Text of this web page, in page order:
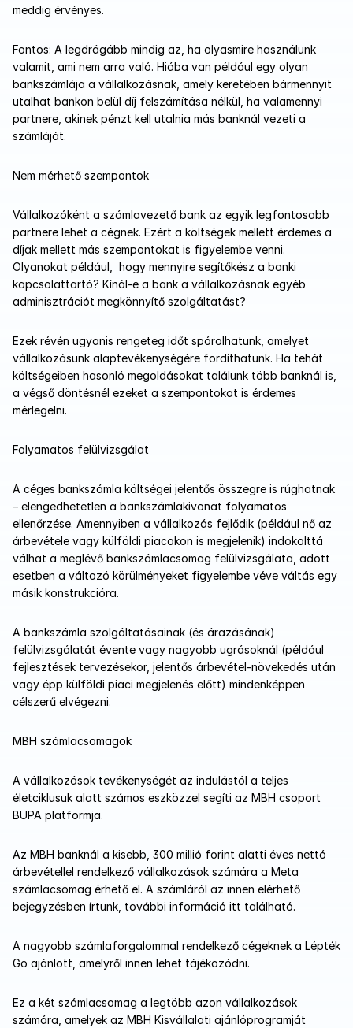
meddig érvényes.
Fontos: A legdrágább mindig az, ha olyasmire használunk
valamit, ami nem arra való. Hiába van például egy olyan
bankszámlája a vállalkozásnak, amely keretében bármennyit
utalhat bankon belül díj felszámítása nélkül, ha valamennyi
partnere, akinek pénzt kell utalnia más banknál vezeti a
számláját.
Nem mérhető szempontok
Vállalkozóként a számlavezető bank az egyik legfontosabb
partnere lehet a cégnek. Ezért a költségek mellett érdemes a
díjak mellett más szempontokat is figyelembe venni.
Olyanokat például,  hogy mennyire segítőkész a banki
kapcsolattartó? Kínál-e a bank a vállalkozásnak egyéb
adminisztrációt megkönnyítő szolgáltatást?
Ezek révén ugyanis rengeteg időt spórolhatunk, amelyet
vállalkozásunk alaptevékenységére fordíthatunk. Ha tehát
költségeiben hasonló megoldásokat találunk több banknál is,
a végső döntésnél ezeket a szempontokat is érdemes
mérlegelni.
Folyamatos felülvizsgálat
A céges bankszámla költségei jelentős összegre is rúghatnak
– elengedhetetlen a bankszámlakivonat folyamatos
ellenőrzése. Amennyiben a vállalkozás fejlődik (például nő az
árbevétele vagy külföldi piacokon is megjelenik) indokolttá
válhat a meglévő bankszámlacsomag felülvizsgálata, adott
esetben a változó körülményeket figyelembe véve váltás egy
másik konstrukcióra.
A bankszámla szolgáltatásainak (és árazásának)
felülvizsgálatát évente vagy nagyobb ugrásoknál (például
fejlesztések tervezésekor, jelentős árbevétel-növekedés után
vagy épp külföldi piaci megjelenés előtt) mindenképpen
célszerű elvégezni.
MBH számlacsomagok
A vállalkozások tevékenységét az indulástól a teljes
életciklusuk alatt számos eszközzel segíti az MBH csoport
BUPA platformja.
Az MBH banknál a kisebb, 300 millió forint alatti éves nettó
árbevétellel rendelkező vállalkozások számára a Meta
számlacsomag érhető el. A számláról az innen elérhető
bejegyzésben írtunk, további információ itt található.
A nagyobb számlaforgalommal rendelkező cégeknek a Lépték
Go ajánlott, amelyről innen lehet tájékozódni.
Ez a két számlacsomag a legtöbb azon vállalkozások
számára, amelyek az MBH Kisvállalati ajánlóprogramját